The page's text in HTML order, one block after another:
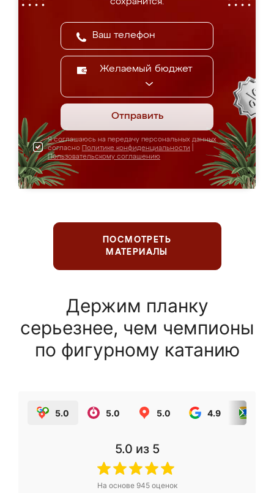
Желаемый бюджет
Отправить
Я соглашаюсь на передачу персональных данных
согласно Политике конфиденциальности
Пользовательскому соглашению
ПОСМОТРЕТЬ
МАТЕРИАЛЫ
Держим планку
серьезнее, чем чемпионы
по фигурному катанию
5.0 5.0 5.0 4.9
5.0 из 5
На основе 945оценок